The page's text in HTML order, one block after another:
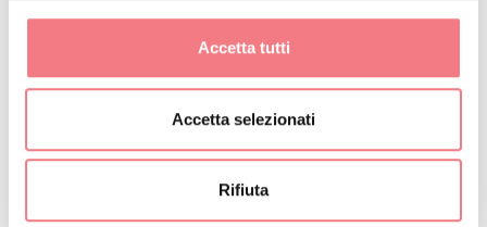
Accetta tutti
Accetta selezionati
Rifiuta